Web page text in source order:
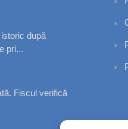
după
pri...
Fiscul verifică